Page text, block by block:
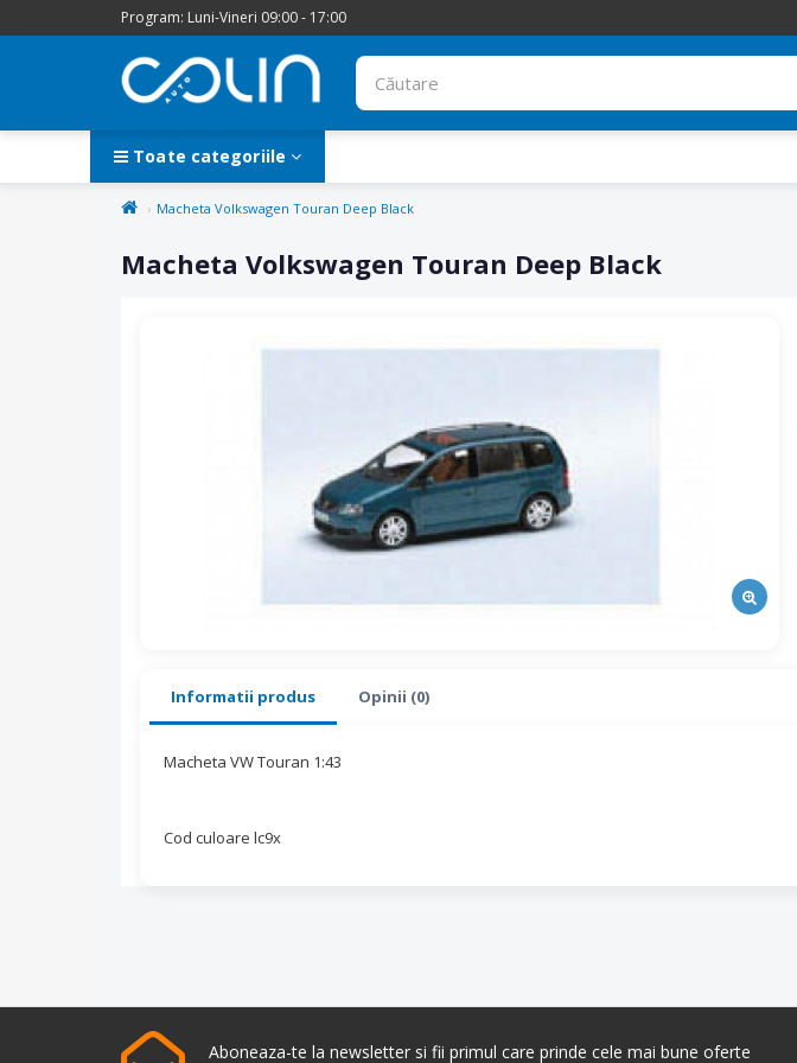
Program: Luni-Vineri 09:00 - 17:00
Toate categoriile
Macheta Volkswagen Touran Deep Black
Macheta Volkswagen Touran Deep Black
Informatii produs Opinii (0)
Macheta VW Touran 1:43
Cod culoare lc9x
Aboneaza-te la newsletter si fii primul care prinde cele mai bune oferte